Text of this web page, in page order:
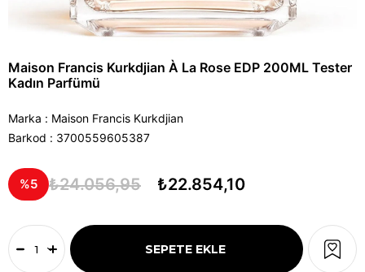
Maison Francis Kurkdjian À La Rose EDP 200ML Tester
Kadın Parfümü
Marka : Maison Francis Kurkdjian
Barkod : 3700559605387
5 ₺24.056,95 ₺22.854,10